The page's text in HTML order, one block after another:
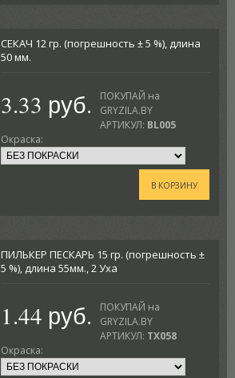
СЕКАЧ 12 гр. (погрешность ± 5 %), длина
50 мм.
3.33 руб.
ПОКУПАЙ на
GRYZILA.BY
АРТИКУЛ: BL005
Окраска:
В КОРЗИНУ
ПИЛЬКЕР ПЕСКАРЬ 15 гр. (погрешность ±
5 %), длина 55мм., 2 Уха
1.44 руб.
ПОКУПАЙ на
GRYZILA.BY
АРТИКУЛ: TX058
Окраска: